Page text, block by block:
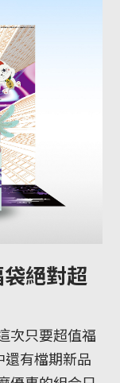
絕對超
次只要超值福
還有檔期新品